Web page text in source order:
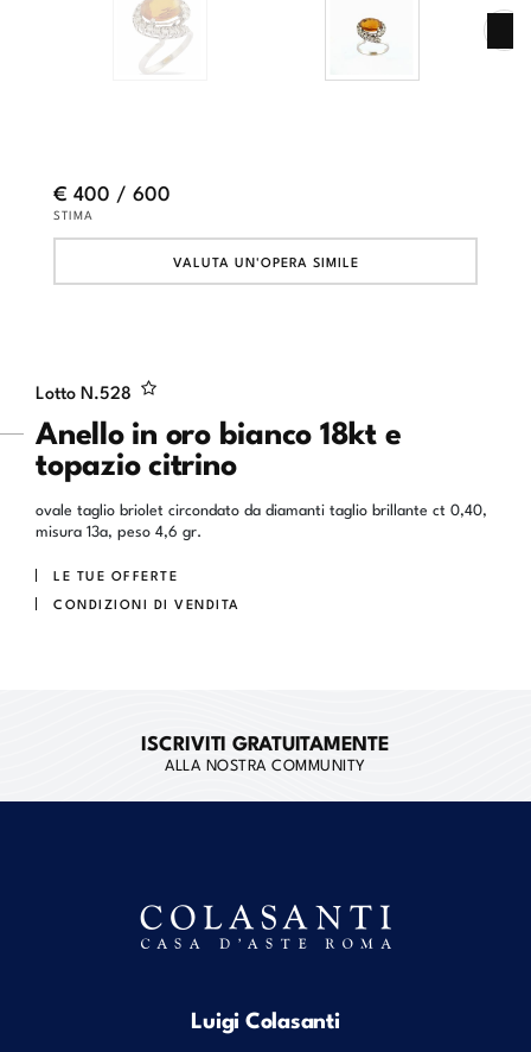
Lotto N.528
Anello in oro bianco 18kt e
topazio citrino
ovale taglio briolet circondato da diamanti taglio brillante ct 0,40,
misura 13a, peso 4,6 gr.
LE TUE OFFERTE
CONDIZIONI DI VENDITA
€ 400 / 600
STIMA
VALUTA UN'OPERA SIMILE
ISCRIVITI GRATUITAMENTE
ALLA NOSTRA COMMUNITY
Luigi Colasanti